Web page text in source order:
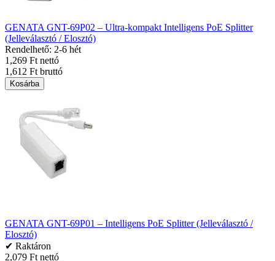
GENATA GNT-69P02 – Ultra-kompakt Intelligens PoE Splitter
(Jelleválasztó / Elosztó)
Rendelhető: 2-6 hét
1,269 Ft nettó
1,612 Ft bruttó
Kosárba
GENATA GNT-69P01 – Intelligens PoE Splitter (Jelleválasztó /
Elosztó)
✔ Raktáron
2,079 Ft nettó